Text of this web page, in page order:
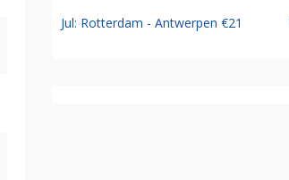
Jul: Rotterdam - Antwerpen €21